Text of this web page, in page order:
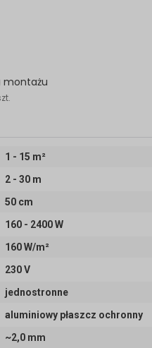
montażu
1 - 15 m²
2 - 30 m
50 cm
160 - 2400 W
160 W/m²
230 V
jednostronne
aluminiowy płaszcz ochronny
~2,0 mm